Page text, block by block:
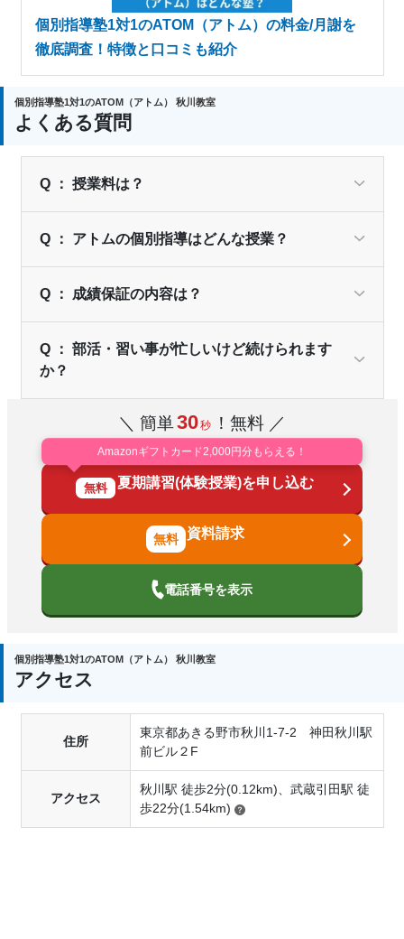
個別指導塾1対1のATOM（アトム）の料金/月謝を
徹底調査！特徴と口コミも紹介
個別指導塾1対1のATOM（アトム） 秋川教室
よくある質問
Q ： 授業料は？
Q ： アトムの個別指導はどんな授業？
Q ： 成績保証の内容は？
Q ： 部活・習い事が忙しいけど続けられます
か？
＼ 簡単30秒 ！無料 ／
Amazonギフトカード2,000円分もらえる！
無料 夏期講習(体験授業)を申し込む
資料請求
電話番号を表示
個別指導塾1対1のATOM（アトム） 秋川教室
アクセス
住所
東京都あきる野市秋川1-7-2 神田秋川駅
前ビル２F
アクセス
秋川駅 徒歩2分(0.12km)、武蔵引田駅 徒
歩22分(1.54km)